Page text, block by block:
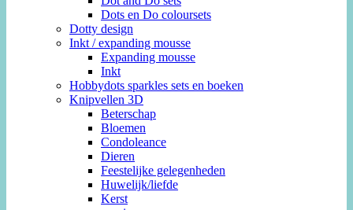
Dots en Do coloursets
Dotty design
Inkt / expanding mousse
Expanding mousse
Inkt
Hobbydots sparkles sets en boeken
Knipvellen 3D
Beterschap
Bloemen
Condoleance
Dieren
Feestelijke gelegenheden
Huwelijk/liefde
Kerst